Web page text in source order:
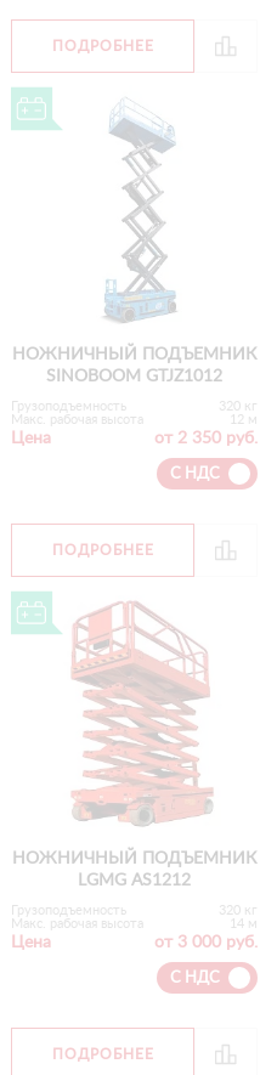
ПОДРОБНЕЕ
НОЖНИЧНЫЙ ПОДЪЕМНИК
SINOBOOM GTJZ1012
Грузоподъемность
320 кг
Макс. рабочая высота
12 м
Цена от 2 350 руб.
С НДС
ПОДРОБНЕЕ
НОЖНИЧНЫЙ ПОДЪЕМНИК
LGMG AS1212
Грузоподъемность
320 кг
Макс. рабочая высота
14 м
Цена от 3 000 руб.
С НДС
ПОДРОБНЕЕ